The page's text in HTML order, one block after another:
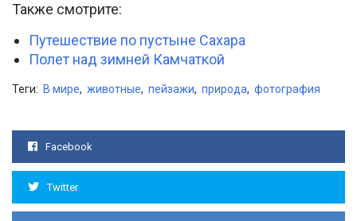
Также смотрите:
Путешествие по пустыне Сахара
Полет над зимней Камчаткой
Теги: В мире, животные, пейзажи, природа, фотография
Facebook
Twitter